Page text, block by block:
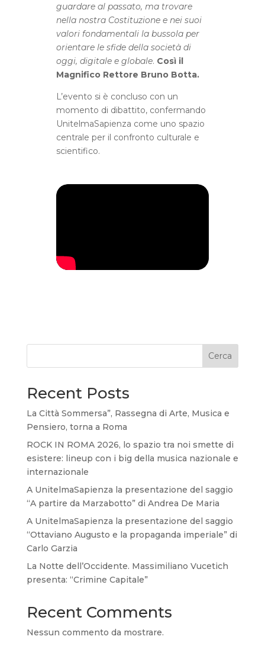
guardare al passato, ma trovare
nella nostra Costituzione e nei suoi
valori fondamentali la bussola per
orientare le sfide della società di
oggi, digitale e globale. Così il
Magnifico Rettore Bruno Botta.
L’evento si è concluso con un
momento di dibattito, confermando
UnitelmaSapienza come uno spazio
centrale per il confronto culturale e
scientifico.
Cerca
Recent Posts
La Città Sommersa”, Rassegna di Arte, Musica e
Pensiero, torna a Roma
ROCK IN ROMA 2026, lo spazio tra noi smette di
esistere: lineup con i big della musica nazionale e
internazionale
A UnitelmaSapienza la presentazione del saggio
“A partire da Marzabotto” di Andrea De Maria
A UnitelmaSapienza la presentazione del saggio
“Ottaviano Augusto e la propaganda imperiale” di
Carlo Garzia
La Notte dell’Occidente. Massimiliano Vucetich
presenta: “Crimine Capitale”
Recent Comments
Nessun commento da mostrare.